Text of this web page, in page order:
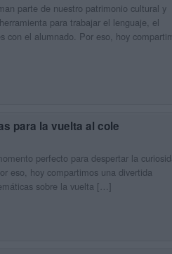
parte de nuestro patrimonio cultural y
para trabajar el lenguaje, el
con el alumnado. Por eso, hoy
para la vuelta al cole
perfecto para despertar la
eso, hoy compartimos una divertida
sobre la vuelta […]